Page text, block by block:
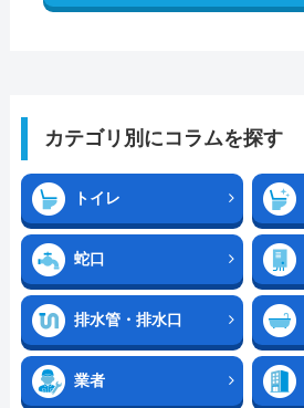
カテゴリ別にコラムを探す
トイレ
蛇口
排水管・排水口
業者